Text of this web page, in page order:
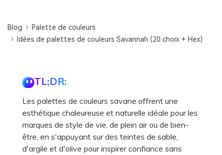
Blog
Palette de couleurs
Idées de palettes de couleurs Savannah (20 choix + Hex)
TL;DR:
Les palettes de couleurs savane offrent une
esthétique chaleureuse et naturelle idéale pour les
marques de style de vie, de plein air ou de bien-
être, en s'appuyant sur des teintes de sable,
d'argile et d'olive pour inspirer confiance sans